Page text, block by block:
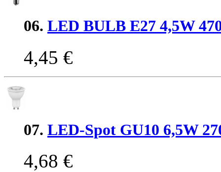
06. LED BULB E27 4,5W
4,45 €
07. LED-Spot GU10 6,5W
4,68 €